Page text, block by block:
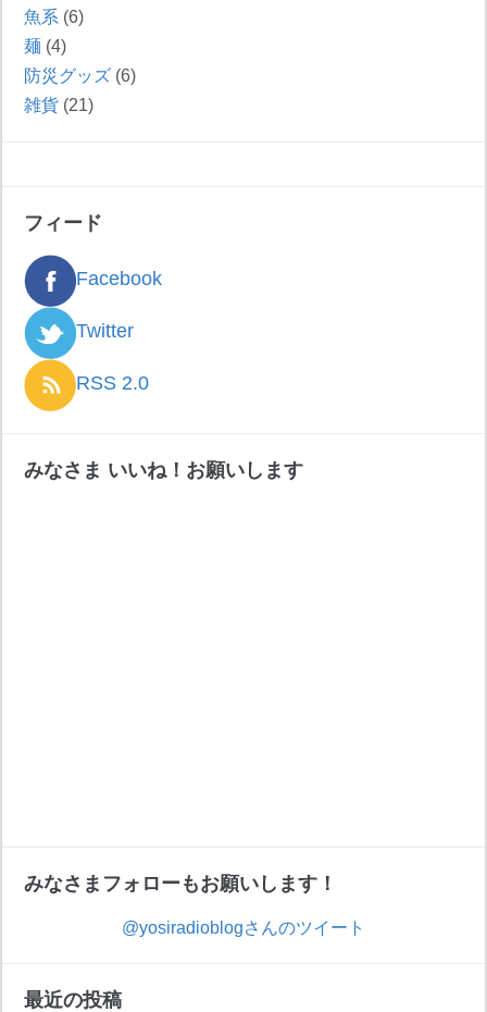
魚系 (6)
麺 (4)
防災グッズ (6)
雑貨 (21)
フィード
Facebook
Twitter
RSS 2.0
みなさま いいね！お願いします
みなさまフォローもお願いします！
@yosiradioblogさんのツイート
最近の投稿